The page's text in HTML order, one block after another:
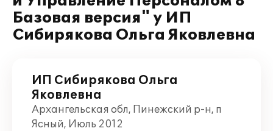
Базовая версия" у ИП
Сибирякова Ольга Яковлевна
ИП Сибирякова Ольга
Яковлевна
Архангельская обл, Пинежский р-н, п
Ясный, Июль 2012